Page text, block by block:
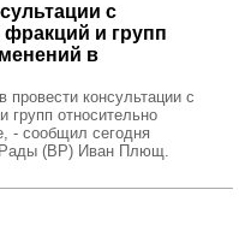
с
фракций и групп
в
консультации с
групп относительно
- сообщил сегодня
Рады (ВР) Иван Плющ.